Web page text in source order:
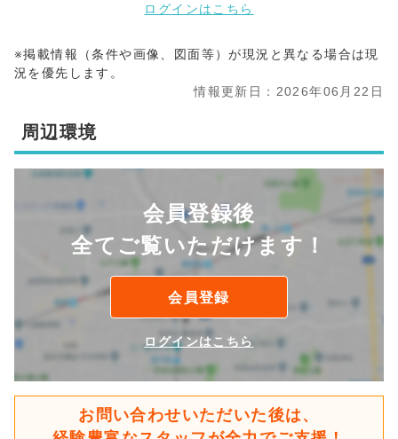
ログインはこちら
※掲載情報（条件や画像、図面等）が現況と異なる場合は現
況を優先します。
情報更新日：2026年06月22日
周辺環境
会員登録後
全てご覧いただけます！
会員登録
ログインはこちら
お問い合わせいただいた後は、